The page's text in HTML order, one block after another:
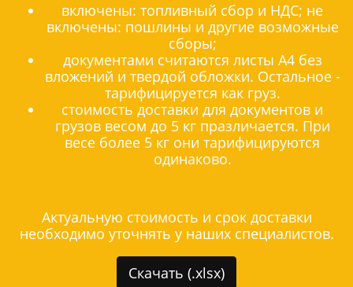
включены: топливный сбор и НДС; не
включены: пошлины и другие возможные
сборы;
документами считаются листы А4 без
вложений и твердой обложки. Остальное -
тарифицируется как груз.
стоимость доставки для документов и
грузов весом до 5 кг празличается. При
весе более 5 кг они тарифицируются
одинаково.
Актуальную стоимость и срок доставки
необходимо уточнять у наших специалистов.
Скачать (.xlsx)